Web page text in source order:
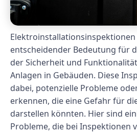
Elektroinstallationsinspektionen
entscheidender Bedeutung für
der Sicherheit und
Anlagen in Gebäuden. Diese
dabei, potenzielle Probleme
erkennen, die eine Gefahr für
darstellen könnten. Hier sind
Probleme, die bei Inspektionen